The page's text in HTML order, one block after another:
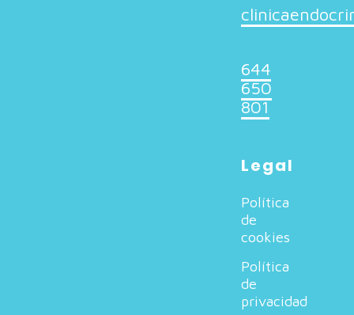
644
650
801
Legal
Política
de
cookies
Política
de
privacidad